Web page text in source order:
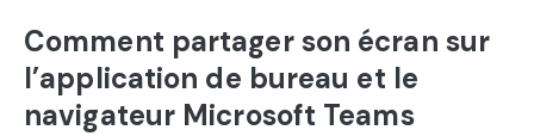
Comment partager son écran sur
l’application de bureau et le
navigateur Microsoft Teams